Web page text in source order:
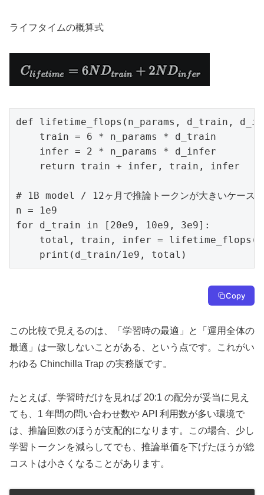
ライフタイムの概算式
def lifetime_flops(n_params, d_train,
    train = 6 * n_params * d_train
    infer = 2 * n_params * d_infer
    return train + infer, train, infer
# 1B model / 12ヶ月で推論トークンが大きいケース
n = 1e9
for d_train in [20e9, 10e9, 3e9]:
total, train, infer =
    print(d_train/1e9, total)
Copy
この比較で見えるのは、「学習時の最適」と「運用全体の
最適」は一致しないことがある、という点です。これがい
わゆる Chinchilla Trap の実務版です。
たとえば、学習時だけを見れば 20:1 の配分が妥当に見え
ても、1 年間の問い合わせ数や API 利用数が多い環境で
は、推論回数のほうが支配的になります。この場合、少し
学習トークンを減らしてでも、推論単価を下げたほうが総
コストは小さくなることがあります。